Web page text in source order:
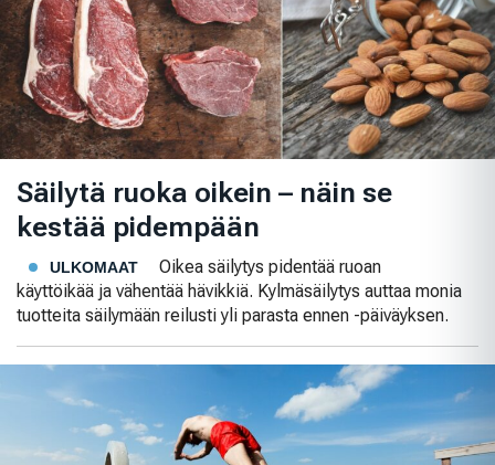
Säilytä ruoka oikein – näin se
kestää pidempään
ULKOMAAT
Oikea säilytys pidentää ruoan
käyttöikää ja vähentää hävikkiä. Kylmäsäilytys auttaa monia
tuotteita säilymään reilusti yli parasta ennen -päiväyksen.